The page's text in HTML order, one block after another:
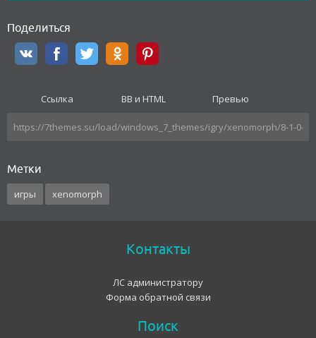
Поделиться
Ссылка BB и HTML Превью
Метки
игры xenomorph
Контакты
ЛС администратору
Форма обратной связи
Поиск